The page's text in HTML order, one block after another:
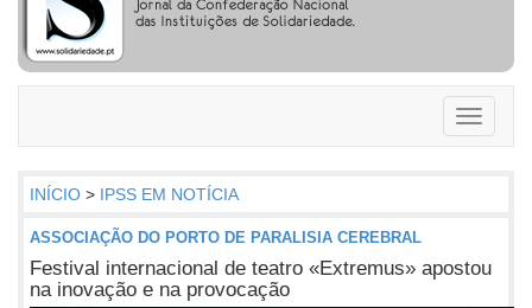
Toggle
INÍCIO > IPSS EM NOTÍCIA
ASSOCIAÇÃO DO PORTO DE PARALISIA CEREBRAL
Festival internacional de teatro «Extremus» apostou
na inovação e na provocação